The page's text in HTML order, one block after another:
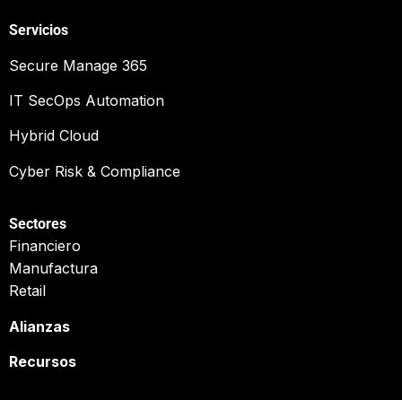
Servicios
Secure Manage 365
IT SecOps Automation
Hybrid Cloud
Cyber Risk & Compliance
Sectores
Financiero
Manufactura
Retail
Alianzas
Recursos